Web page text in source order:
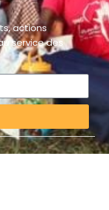
actions
service des